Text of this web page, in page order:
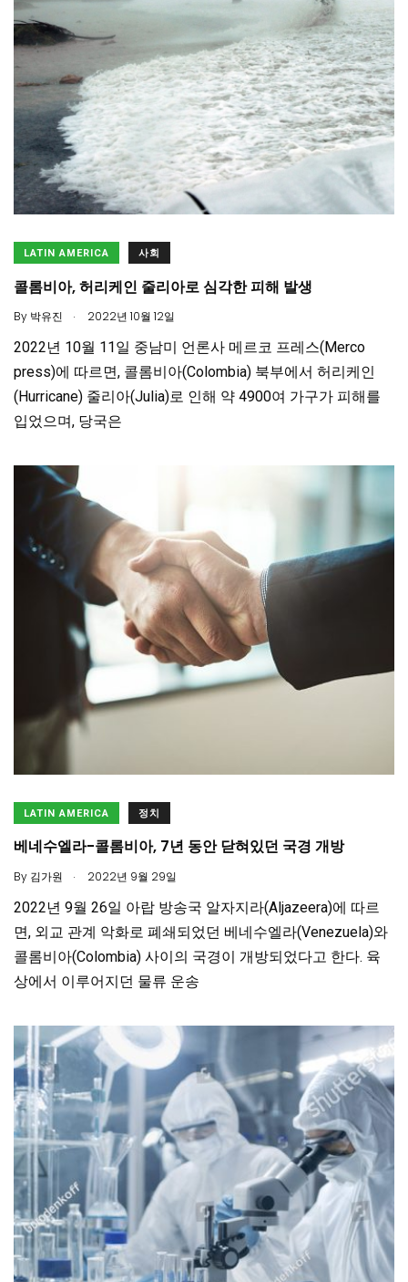
LATIN AMERICA 사회
콜롬비아, 허리케인 줄리아로 심각한 피해 발생
By 박유진 . 2022년 10월 12일
2022년 10월 11일 중남미 언론사 메르코 프레스(Merco
press)에 따르면, 콜롬비아(Colombia) 북부에서 허리케인
(Hurricane) 줄리아(Julia)로 인해 약 4900여 가구가 피해를
입었으며, 당국은
LATIN AMERICA 정치
베네수엘라-콜롬비아, 7년 동안 닫혀있던 국경 개방
By 김가원 . 2022년 9월 29일
2022년 9월 26일 아랍 방송국 알자지라(Aljazeera)에 따르
면, 외교 관계 악화로 폐쇄되었던 베네수엘라(Venezuela)와
콜롬비아(Colombia) 사이의 국경이 개방되었다고 한다. 육
상에서 이루어지던 물류 운송